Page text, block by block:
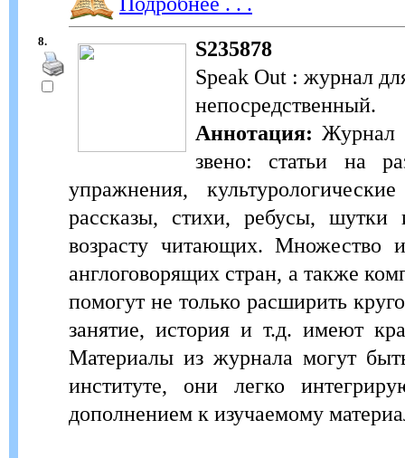
8.
S235878
Speak Out : журнал
непосредственный.
Аннотация: Журнал
звено: статьи на
упражнения,
рассказы, стихи, ребусы, шутки
возрасту читающих. Множество
англоговорящих стран, а также
помогут не только расширить
занятие, история и т.д. имеют
Материалы из журнала могут
институте, они легко
дополнением к изучаемому